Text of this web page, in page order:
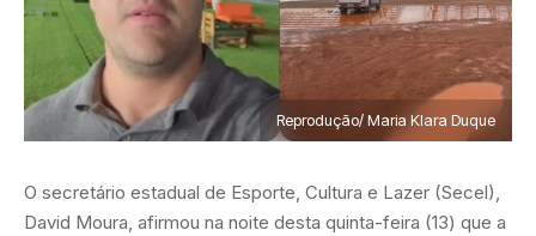
Reprodução/ Maria Klara Duque
O secretário estadual de Esporte, Cultura e Lazer (Secel),
David Moura, afirmou na noite desta quinta-feira (13) que a